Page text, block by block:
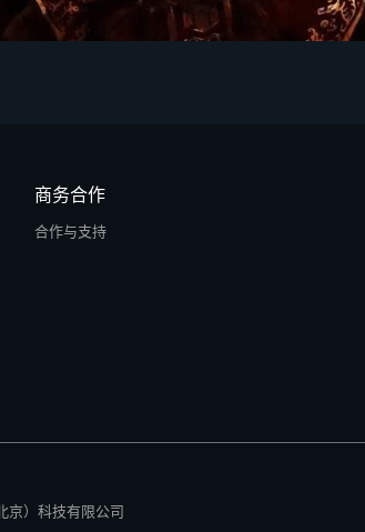
商务合作
合作与支持
京）科技有限公司